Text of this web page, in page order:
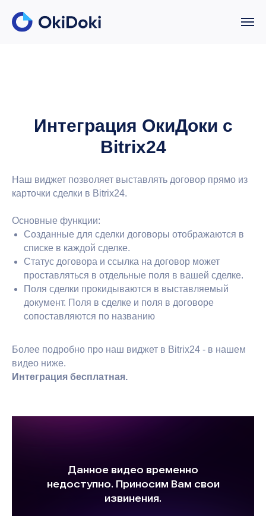
Интеграция ОкиДоки с
Bitrix24
Наш виджет позволяет выставлять договор прямо из
карточки сделки в Bitrix24.
Основные функции:
Созданные для сделки договоры отображаются в
списке в каждой сделке.
Статус договора и ссылка на договор может
проставляться в отдельные поля в вашей сделке.
Поля сделки прокидываются в выставляемый
документ. Поля в сделке и поля в договоре
сопоставляются по названию
Более подробно про наш виджет в Bitrix24 - в нашем
видео ниже.
Интеграция бесплатная.